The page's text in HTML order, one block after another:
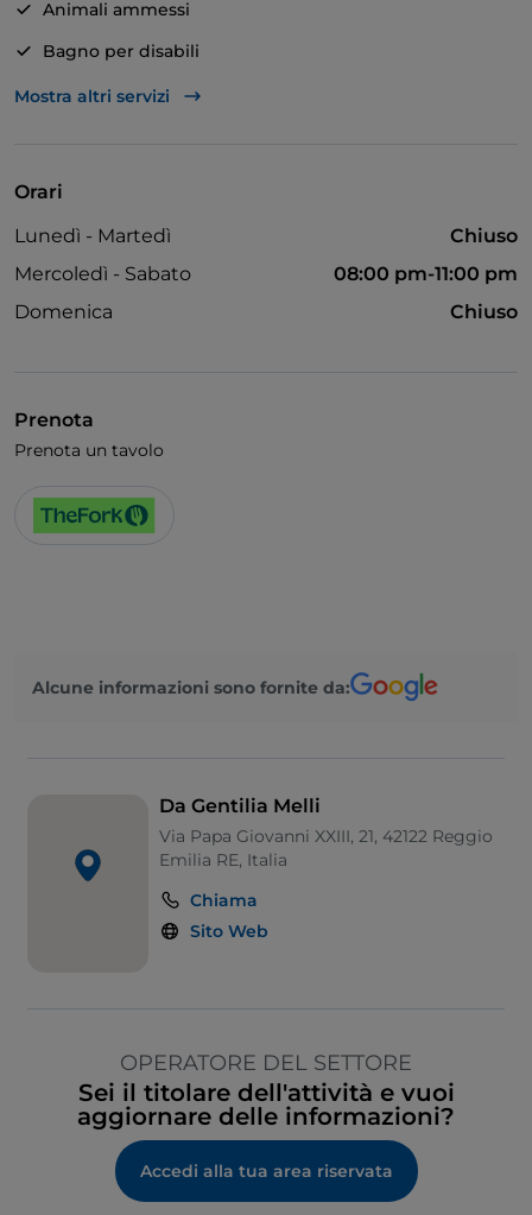
Animali ammessi
Bagno per disabili
Cocktail
Mostra altri servizi
Orari
Lunedì - Martedì
Chiuso
Mercoledì - Sabato
08:00 pm-11:00 pm
Domenica
Chiuso
Prenota
Prenota un tavolo
Alcune informazioni sono fornite da:
Da Gentilia Melli
Via Papa Giovanni XXIII, 21, 42122 Reggio
Emilia RE, Italia
Chiama
Sito Web
OPERATORE DEL SETTORE
Sei il titolare dell'attività e vuoi
aggiornare delle informazioni?
Accedi alla tua area riservata